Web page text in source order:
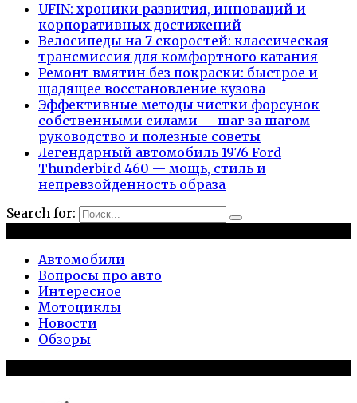
UFIN: хроники развития, инноваций и
корпоративных достижений
Велосипеды на 7 скоростей: классическая
трансмиссия для комфортного катания
Ремонт вмятин без покраски: быстрое и
щадящее восстановление кузова
Эффективные методы чистки форсунок
собственными силами — шаг за шагом
руководство и полезные советы
Легендарный автомобиль 1976 Ford
Thunderbird 460 — мощь, стиль и
непревзойденность образа
Search for:
Автомобили
Вопросы про авто
Интересное
Мотоциклы
Новости
Обзоры